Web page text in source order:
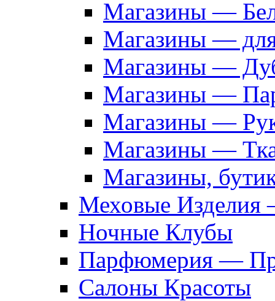
Магазины —
Магазины —
Магазины —
Магазины —
Магазины —
Магазины —
Магазины,
Меховые Изделия
Ночные Клубы
Парфюмерия —
Салоны Красоты